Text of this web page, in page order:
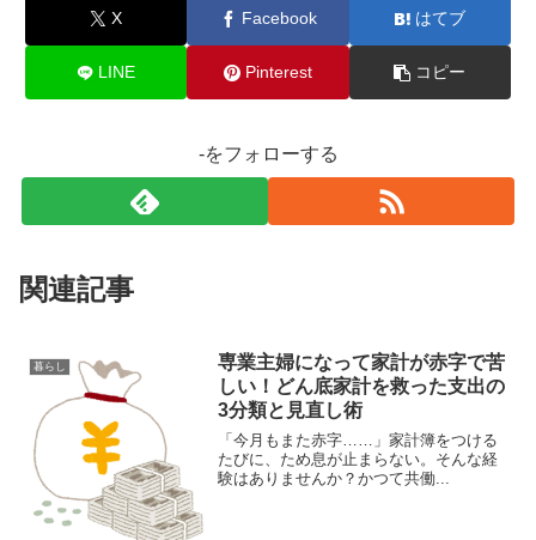
X Facebook はてブ
LINE Pinterest コピー
-をフォローする
関連記事
暮らし
専業主婦になって家計が赤字で苦
しい！どん底家計を救った支出の
3分類と見直し術
「今月もまた赤字……」家計簿をつける
たびに、ため息が止まらない。そんな経
験はありませんか？かつて共働...